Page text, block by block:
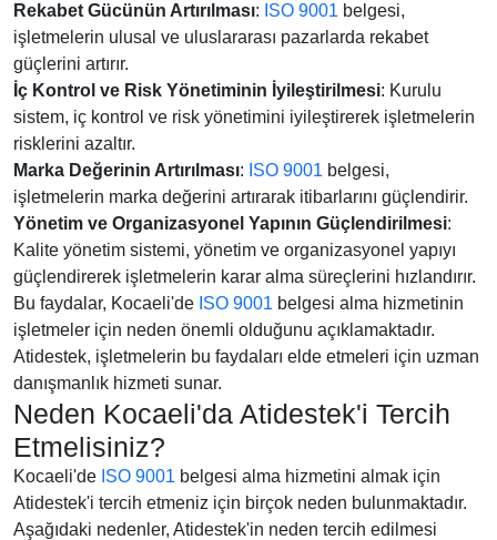
Rekabet Gücünün Artırılması: ISO 9001 belgesi,
işletmelerin ulusal ve uluslararası pazarlarda rekabet
güçlerini artırır.
İç Kontrol ve Risk Yönetiminin İyileştirilmesi: Kurulu
sistem, iç kontrol ve risk yönetimini iyileştirerek işletmelerin
risklerini azaltır.
Marka Değerinin Artırılması: ISO 9001 belgesi,
işletmelerin marka değerini artırarak itibarlarını güçlendirir.
Yönetim ve Organizasyonel Yapının Güçlendirilmesi:
Kalite yönetim sistemi, yönetim ve organizasyonel yapıyı
güçlendirerek işletmelerin karar alma süreçlerini hızlandırır.
Bu faydalar, Kocaeli'de ISO 9001 belgesi alma hizmetinin
işletmeler için neden önemli olduğunu açıklamaktadır.
Atidestek, işletmelerin bu faydaları elde etmeleri için uzman
danışmanlık hizmeti sunar.
Neden Kocaeli'da Atidestek'i Tercih
Etmelisiniz?
Kocaeli'de ISO 9001 belgesi alma hizmetini almak için
Atidestek'i tercih etmeniz için birçok neden bulunmaktadır.
Aşağıdaki nedenler, Atidestek'in neden tercih edilmesi